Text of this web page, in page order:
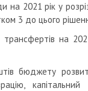
на 2021 рік у
3 до цього
на
бюджету